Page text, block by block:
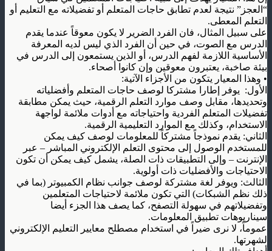
“العجز” نتيجة لعدم تطابق حاجات المتعلم أو تفضيلاته مع التعليم أو
التعلم المعطى.
على سبيل المثال، فان الفرد الضرير لا يكون معوقاً عندما يقدم
الدرس مع الصوت، في حين أن الفرد الذي ليس لديه المعرفة
الأساسية اللازمة لفهم الدرس، أو الذين يستمعون إلى الدرس في
بيئة صاخبة، يعتبرون معوقين وإن كانوا أصحاء.
• وهذا المعيار يتكون من الأجزاء الآتية:
الأول: يوفر إطارا مشتركا لوصف حاجات المتعلم وأفضلياته
وتحديدها، مقابل وصف موارد التعلم الرقمية، حيث يمكن مطابقة
تفضيلات المتعلم الفردية واحتياجاته مع أدوات ملائمة لواجهة
الاستخدام، وكذلك مع الموارد التعليمية الرقمية.
الثاني: يقدم نموذجاً مشتركاً للمعلومات لوصف كيف يمكن
للمستخدم الوصول إلى محتوى التعلم الإلكتروني المباشر – عبر
الإنترنت – وإلى التطبيقات ذات الصلة، يشمل كيف يمكن أن تكون
الاحتياجات والأفضليات ذات أولوية.
الثالث: ويوفر لغة مشتركة لوصف جوانب نظام الكمبيوتر (بما في
ذلك نظم الشبكات) التي تكون ملائمة لاحتياجات المتعلمين
وتفضيلاتهم في سهولة التصفح، كما يصف هذا الجزء أيضا
سيناريوهات تطبيق المعلومات.
عموماً، لا نرى ضيراً في استخدام مصطلح معايير التعليم الإلكتروني
لشهرتها.